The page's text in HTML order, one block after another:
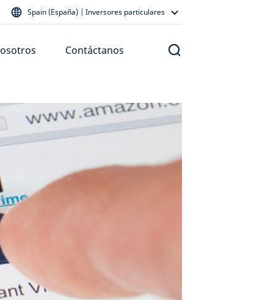
Spain (España) | Inversores particulares
Contáctanos